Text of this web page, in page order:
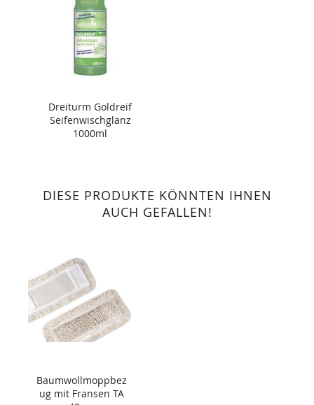
Dreiturm Goldreif
Seifenwischglanz
1000ml
DIESE PRODUKTE KÖNNTEN IHNEN
AUCH GEFALLEN!
Baumwollmoppbez
ug mit Fransen TA